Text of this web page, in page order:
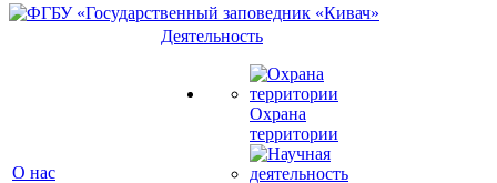
О нас
Деятельность
Охрана
территории